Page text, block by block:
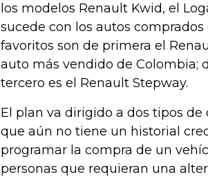
los modelos Renault Kwid, el
sucede con los autos
favoritos son de primera el
auto más vendido de Colombia;
tercero es el Renault Stepway.
El plan va dirigido a dos tipos
que aún no tiene un historial
programar la compra de un
personas que requieran una